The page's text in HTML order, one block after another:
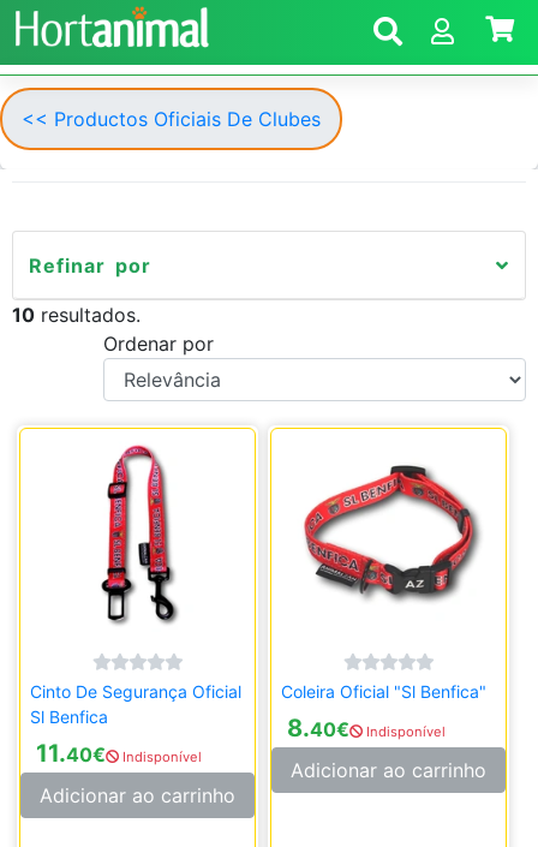
<< Productos Oficiais De Clubes
Refinar por
10 resultados.
Ordenar por
Cinto De Segurança Oficial
Sl Benfica
11.40€ Indisponível
Adicionar ao carrinho
Coleira Oficial "Sl Benfica"
8.40€ Indisponível
Adicionar ao carrinho